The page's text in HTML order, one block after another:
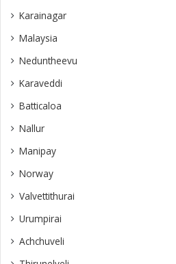
Karainagar
Malaysia
Neduntheevu
Karaveddi
Batticaloa
Nallur
Manipay
Norway
Valvettithurai
Urumpirai
Achchuveli